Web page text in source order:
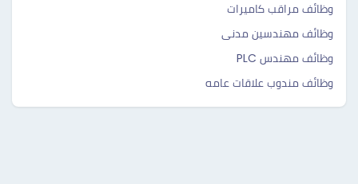
وظائف مراقب كاميرات
وظائف مهندسين مدنى
وظائف مهندس PLC
وظائف مندوب علاقات عامه